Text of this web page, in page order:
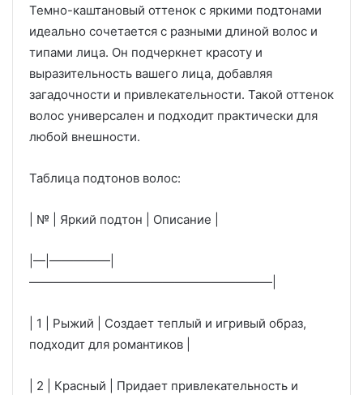
Темно-каштановый оттенок с яркими подтонами
идеально сочетается с разными длиной волос и
типами лица. Он подчеркнет красоту и
выразительность вашего лица, добавляя
загадочности и привлекательности. Такой оттенок
волос универсален и подходит практически для
любой внешности.
Таблица подтонов волос:
| № | Яркий подтон | Описание |
|—|—————|
————————————————————|
| 1 | Рыжий | Создает теплый и игривый образ,
подходит для романтиков |
| 2 | Красный | Придает привлекательность и